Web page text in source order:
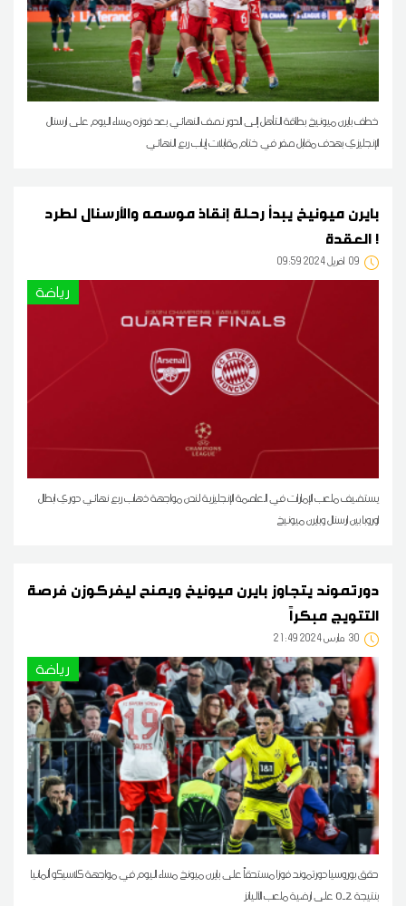
خطف بايرن ميونيخ بطاقة التأهل إلى الدور نصف النهائي بعد فوزه مساء اليوم على ارسنال
الإنجليزي بهدف مقابل صفر في ختام مقابلات إياب ربع النهائي
بايرن ميونيخ يبدأ رحلة إنقاذ موسمه والأرسنال لطرد
العقدة !
09 09:59 2024 أفريل
رياضة
يستضيف ملعب الإمارات في العاصمة الإنجليزية لندن مواجهة ذهاب ربع نهائي دوري ابطال
اوروبا بين ارسنال وبايرن ميونيخ
دورتموند يتجاوز بايرن ميونيخ ويمنح ليفركوزن فرصة
التتويج مبكراً
30 21:49 2024 مارس
رياضة
حقق بوروسيا دورتموند فوزا مستحقاً على بايرن ميونخ مساء اليوم في مواجهة كلاسيكو ألمانيا
بنتيجة 2ـ0 على ارضية ملعب الأليانز